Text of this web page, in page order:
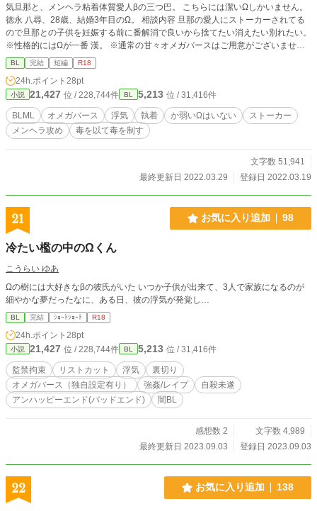
気旦那と、メンヘラ粘着体質愛人βの三つ巴。 こちらには潔いΩしかいません。
徳永 八尋、28歳、結婚3年目のΩ。 相談内容 旦那の愛人にストーカーされてる
ので旦那との子供を妊娠する前に番解消で良いから捨てたい消えたい別れたい。
※性格的にはΩが一番 漢。 ※通常の甘々オメガバースはご用意がございませ
ん、ご注意下さい。 ※真面目な話ではありません。
BL 完結 短編 R18
24h.ポイント 28pt
小説 21,427 位 / 228,744件 BL 5,213 位 / 31,416件
BLML オメガバース 浮気 執着 か弱いΩはいない
ストーカー
メンヘラ攻め
毒を以て毒を制す
文字数 51,941
最終更新日 2022.03.29
登録日 2022.03.19
21 お気に入り追加 98
冷たい檻の中のΩくん
こうらい ゆあ
Ωの樹には大好きなβの彼氏がいた いつか子供が出来て、3人で家族になるのが
細やかな夢だったなに、ある日、彼の浮気が発覚し…
BL 完結 ｼｮｰﾄｼｮｰﾄ R18
24h.ポイント 28pt
小説 21,427 位 / 228,744件 BL 5,213 位 / 31,416件
監禁拘束 リストカット 浮気
裏切り
オメガバース（独自設定有り）
強姦/レイプ
自殺未遂
アンハッピーエンド(バッドエンド)
闇BL
感想数 2
文字数 4,989
最終更新日 2023.09.03
登録日 2023.09.03
22 お気に入り追加 138